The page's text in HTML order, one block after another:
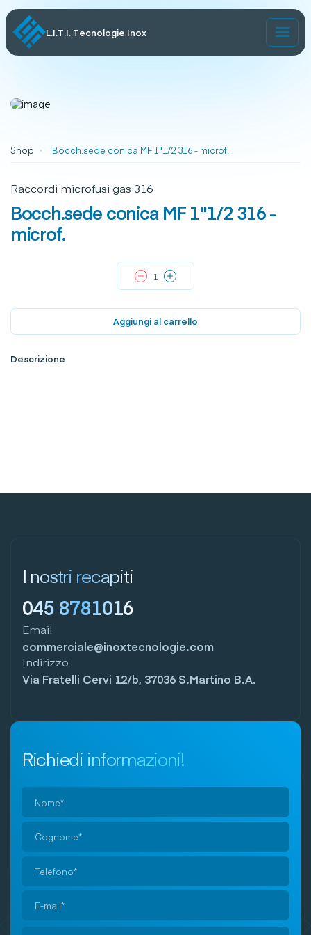
L.I.T.I. Tecnologie Inox
Shop Bocch.sede conica MF 1"1/2 316 - microf.
Raccordi microfusi gas 316
Bocch.sede conica MF 1"1/2 316 -
microf.
Aggiungi al carrello
Descrizione
I nostri recapiti
045 8781016
Email
commerciale@inoxtecnologie.com
Indirizzo
Via Fratelli Cervi 12/b, 37036 S.Martino B.A.
Richiedi informazioni!